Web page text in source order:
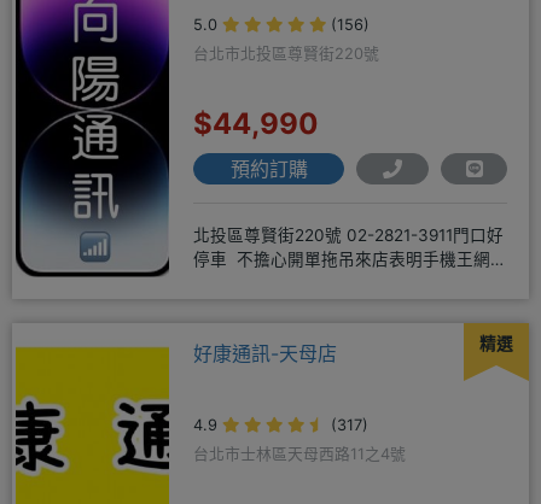
5.0
(156)
台北市北投區尊賢街220號
$44,990
預約訂購
北投區尊賢街220號 02-2821-3911門口好
停車 不擔心開單拖吊來店表明手機王網
精選
好康通訊-天母店
4.9
(317)
台北市士林區天母西路11之4號